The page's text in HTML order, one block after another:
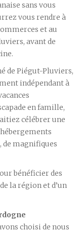
sans vous
vous rendre à
et au
avant de
de Piégut-Pluviers,
indépendant à
en famille,
célébrer une
de magnifiques
bénéficier des
la région et d’un
choisi de nous